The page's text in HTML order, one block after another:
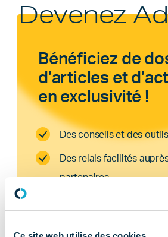
Devenez
Bénéficiez de
d’articles et
en exclusivité !
Des conseils et des
Des relais facilités
partenaires